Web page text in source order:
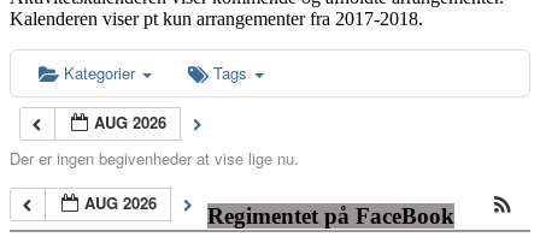
Kalenderen viser pt kun arrangementer fra 2017-2018.
Kategorier Tags
AUG 2026
Der er ingen begivenheder at vise lige nu.
AUG 2026
Regimentet på FaceBook